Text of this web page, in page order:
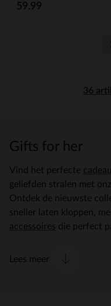
59.99
1
Gifts for her
Vind het perfecte
geliefden stralen met
Ontdek de nieuwste
sneller laten kloppen,
accessoires die perfect
Lees meer